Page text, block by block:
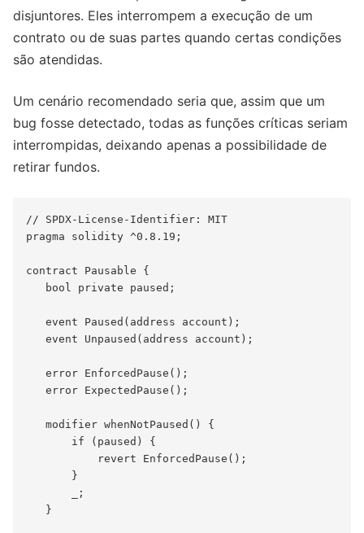
disjuntores. Eles interrompem a execução de um
contrato ou de suas partes quando certas condições
são atendidas.
Um cenário recomendado seria que, assim que um
bug fosse detectado, todas as funções críticas seriam
interrompidas, deixando apenas a possibilidade de
retirar fundos.
// SPDX-License-Identifier: MIT
pragma solidity ^0.8.19;
contract Pausable {
   bool private paused;
   event Paused(address account);
   event Unpaused(address account);
   error EnforcedPause();
   error ExpectedPause();
   modifier whenNotPaused() {
       if (paused) {
           revert EnforcedPause();
       }
       _;
   }